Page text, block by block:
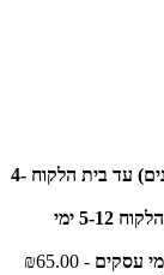
משלוח תמונה קטנה(עד 120 ס"מ ,כולל שעונים) עד בית הלקוח 4-
משלוח תמונה גדולה(מעל 120 ס"מ) עד בית הלקוח 5-12 ימי
- ₪65.00